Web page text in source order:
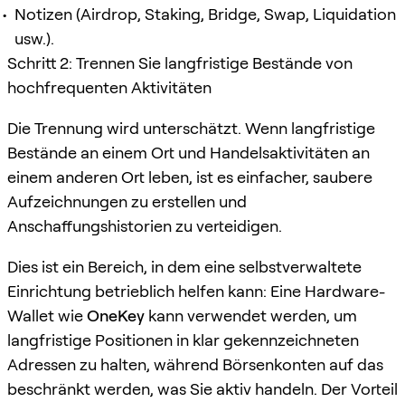
Notizen (Airdrop, Staking, Bridge, Swap, Liquidation
usw.).
Schritt 2: Trennen Sie langfristige Bestände von
hochfrequenten Aktivitäten
Die Trennung wird unterschätzt. Wenn langfristige
Bestände an einem Ort und Handelsaktivitäten an
einem anderen Ort leben, ist es einfacher, saubere
Aufzeichnungen zu erstellen und
Anschaffungshistorien zu verteidigen.
Dies ist ein Bereich, in dem eine selbstverwaltete
Einrichtung betrieblich helfen kann: Eine Hardware-
Wallet wieOneKey kann verwendet werden, um
langfristige Positionen in klar gekennzeichneten
Adressen zu halten, während Börsenkonten auf das
beschränkt werden, was Sie aktiv handeln. Der Vorteil